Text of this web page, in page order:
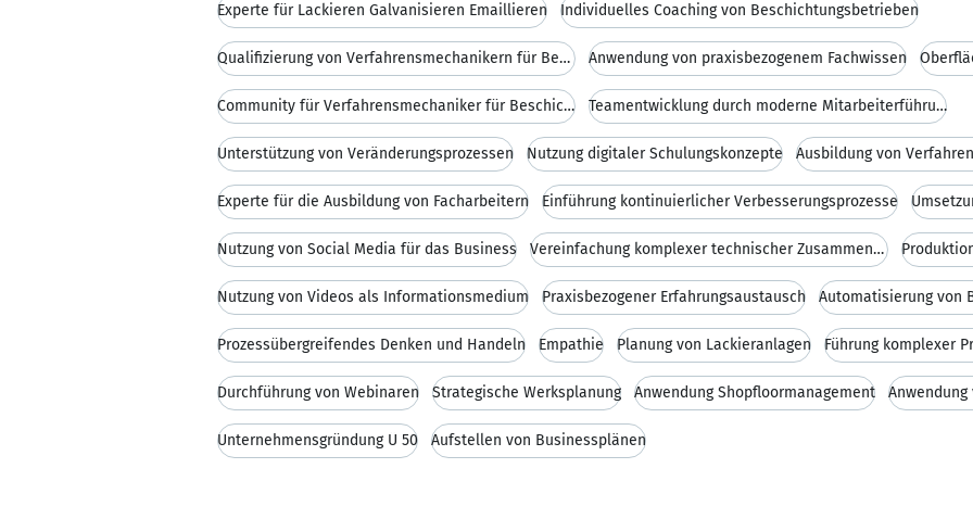
Experte für Lackieren Galvanisieren Emaillieren Individuelles Coaching von Beschichtungsbetrieben
Qualifizierung von Verfahrensmechanikern für Besch Anwendung von praxisbezogenem Fachwissen
Community für Verfahrensmechaniker für Beschichtun Teamentwicklung durch moderne Mitarbeiterführung
Unterstützung von Veränderungsprozessen Nutzung digitaler Schulungskonzepte
Experte für die Ausbildung von Facharbeitern Einführung kontinuierlicher Verbesserungsprozesse
Nutzung von Social Media für das Business Vereinfachung komplexer technischer Zusammenhänge
Nutzung von Videos als Informationsmedium Praxisbezogener Erfahrungsaustausch Automatisierung von
Prozessübergreifendes Denken und Handeln Empathie Planung von Lackieranlagen
Durchführung von Webinaren Strategische Werksplanung Anwendung Shopfloormanagement
Unternehmensgründung Ü 50 Aufstellen von Businessplänen